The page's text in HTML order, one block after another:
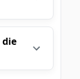
die